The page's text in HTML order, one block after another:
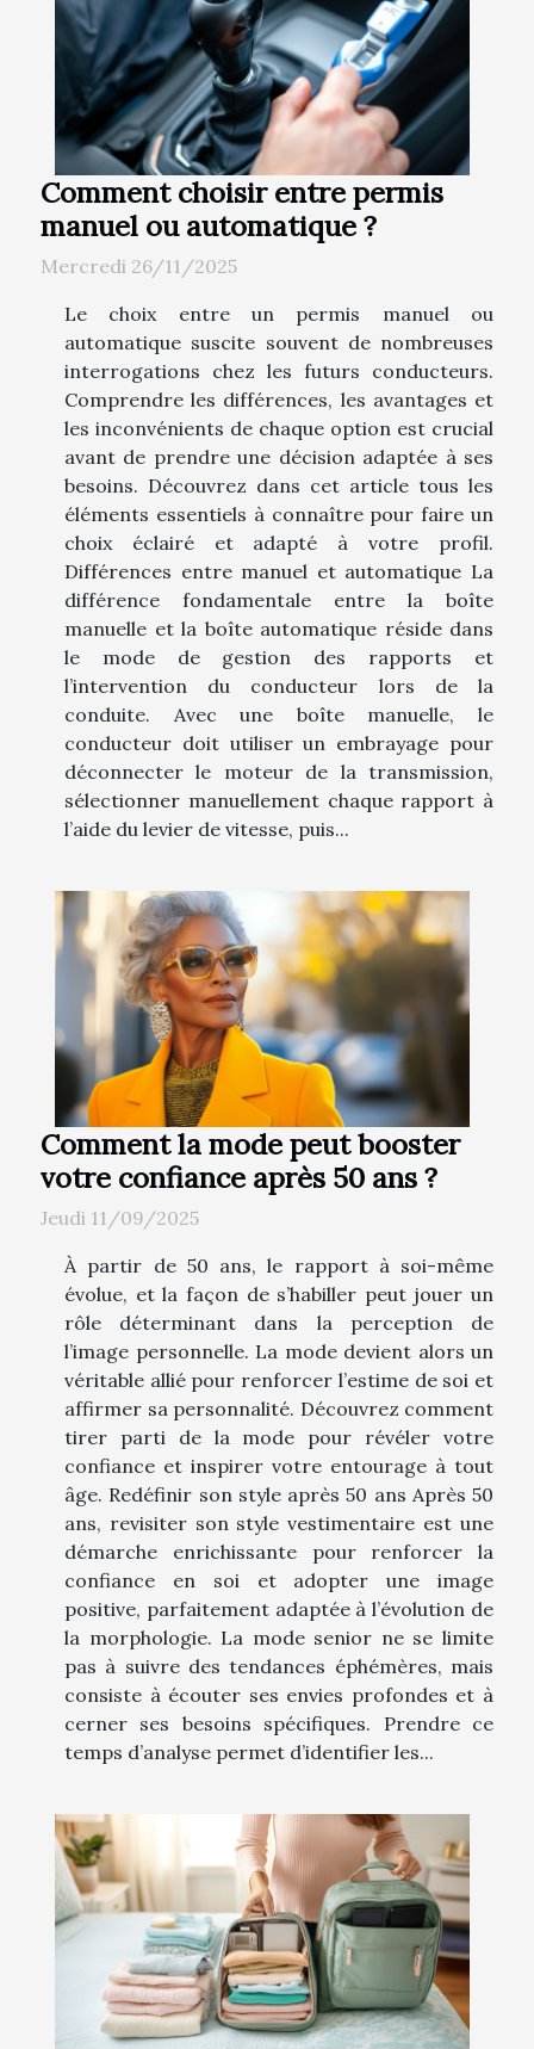
Comment choisir entre permis
manuel ou automatique ?
Mercredi 26/11/2025
Le choix entre un permis manuel ou
automatique suscite souvent de nombreuses
interrogations chez les futurs conducteurs.
Comprendre les différences, les avantages et
les inconvénients de chaque option est crucial
avant de prendre une décision adaptée à ses
besoins. Découvrez dans cet article tous les
éléments essentiels à connaître pour faire un
choix éclairé et adapté à votre profil.
Différences entre manuel et automatique La
différence fondamentale entre la boîte
manuelle et la boîte automatique réside dans
le mode de gestion des rapports et
l’intervention du conducteur lors de la
conduite. Avec une boîte manuelle, le
conducteur doit utiliser un embrayage pour
déconnecter le moteur de la transmission,
sélectionner manuellement chaque rapport à
l’aide du levier de vitesse, puis...
Comment la mode peut booster
votre confiance après 50 ans ?
Jeudi 11/09/2025
À partir de 50 ans, le rapport à soi-même
évolue, et la façon de s’habiller peut jouer un
rôle déterminant dans la perception de
l’image personnelle. La mode devient alors un
véritable allié pour renforcer l’estime de soi et
affirmer sa personnalité. Découvrez comment
tirer parti de la mode pour révéler votre
confiance et inspirer votre entourage à tout
âge. Redéfinir son style après 50 ans Après 50
ans, revisiter son style vestimentaire est une
démarche enrichissante pour renforcer la
confiance en soi et adopter une image
positive, parfaitement adaptée à l’évolution de
la morphologie. La mode senior ne se limite
pas à suivre des tendances éphémères, mais
consiste à écouter ses envies profondes et à
cerner ses besoins spécifiques. Prendre ce
temps d’analyse permet d’identifier les...